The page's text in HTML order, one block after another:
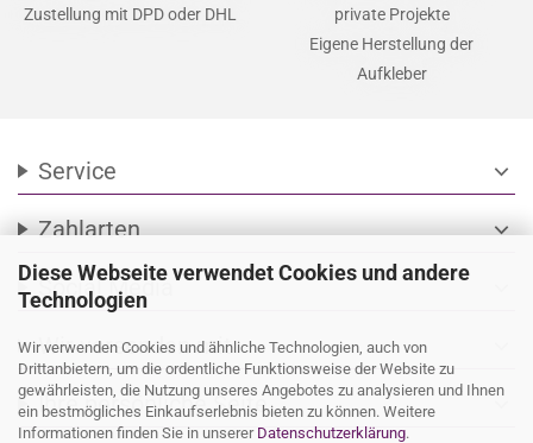
Diese Webseite verwendet Cookies und andere
Technologien
Wir verwenden Cookies und ähnliche Technologien, auch von
Drittanbietern, um die ordentliche Funktionsweise der Website zu
gewährleisten, die Nutzung unseres Angebotes zu analysieren und Ihnen
ein bestmögliches Einkaufserlebnis bieten zu können. Weitere
Informationen finden Sie in unserer Datenschutzerklärung.
Zustellung mit DPD oder DHL
private Projekte
Eigene Herstellung der
Aufkleber
Service expand_more
Zahlarten expand_more
Social Media
Wir versenden mit
Ihre persönliche Seite expand_more